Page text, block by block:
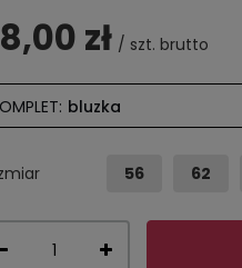
zł / szt. brutto
bluzka
56 62